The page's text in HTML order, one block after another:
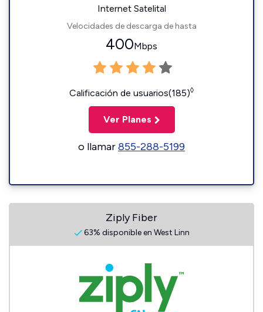
Internet Satelital
Velocidades de descarga de hasta
400Mbps
Calificación de usuarios(185)◊
Ver Planes
o llamar855-288-5199
Ziply Fiber
63% disponible en West Linn